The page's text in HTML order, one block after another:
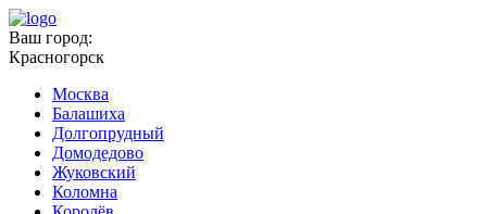
Ваш город:
Красногорск
Москва
Балашиха
Долгопрудный
Домодедово
Жуковский
Коломна